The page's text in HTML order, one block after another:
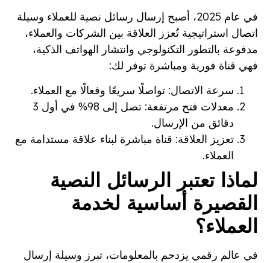
في عام 2025، أصبح إرسال رسائل نصية للعملاء وسيلة
اتصال استراتيجية تُعزز العلاقة بين الشركات والعملاء،
مدفوعة بالتطور التكنولوجي وانتشار الهواتف الذكية،
فهي قناة فورية ومباشرة توفر لك:
سرعة الاتصال: تواصلًا سريعًا وفعالًا مع العملاء.
معدلات فتح مرتفعة: تصل إلى 98% في أول 3
دقائق من الإرسال.
تعزيز العلاقة: قناة مباشرة لبناء علاقة مستدامة مع
العملاء.
لماذا تعتبر الرسائل النصية
القصيرة أساسية لخدمة
العملاء؟
في عالم رقمي يزدحم بالمعلومات، تبرز وسيلة إرسال